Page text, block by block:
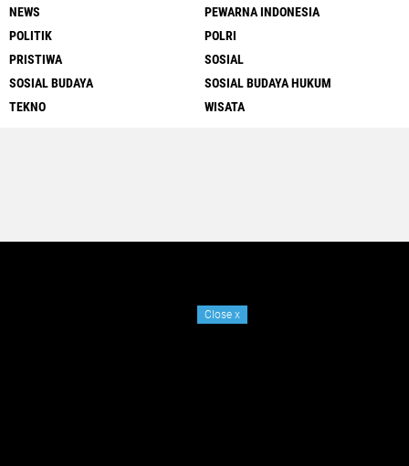
NEWS
PEWARNA INDONESIA
POLITIK
POLRI
PRISTIWA
SOSIAL
SOSIAL BUDAYA
SOSIAL BUDAYA HUKUM
TEKNO
WISATA
Close x